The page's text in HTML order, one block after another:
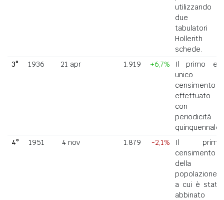
utilizzando
due
tabulatori
Hollerith a
schede.
3°
1936 21 apr 1.919 +6,7%
Il primo ed
unico
censimento
effettuato
con
periodicità
quinquennale.
4°
1951 4 nov 1.879 -2,1%
Il primo
censimento
della
popolazione
a cui è stato
abbinato